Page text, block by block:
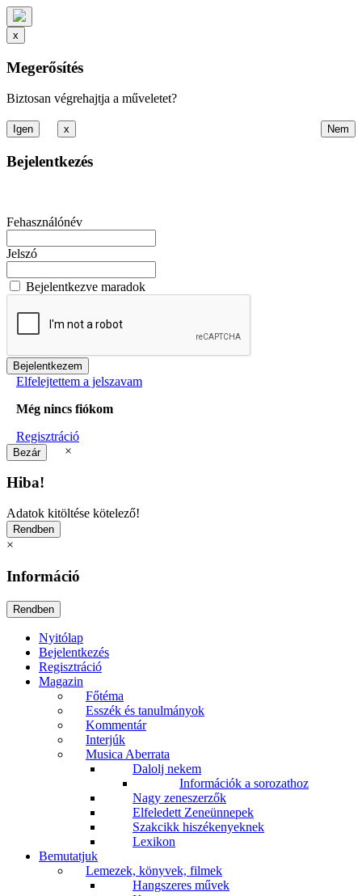
x
Megerősítés
Biztosan végrehajtja a műveletet?
x
Bejelentkezés
Fehasználónév
Jelszó
Bejelentkezve maradok
Elfelejtettem a jelszavam
Még nincs fiókom
Regisztráció
×
Hiba!
Adatok kitöltése kötelező!
×
Információ
Nyitólap
Bejelentkezés
Regisztráció
Magazin
Főtéma
Esszék és tanulmányok
Kommentár
Interjúk
Musica Aberrata
Dalolj nekem
Információk a sorozathoz
Nagy zeneszerzők
Elfeledett Zeneünnepek
Szakcikk hiszékenyeknek
Lexikon
Bemutatjuk
Lemezek, könyvek, filmek
Hangszeres művek